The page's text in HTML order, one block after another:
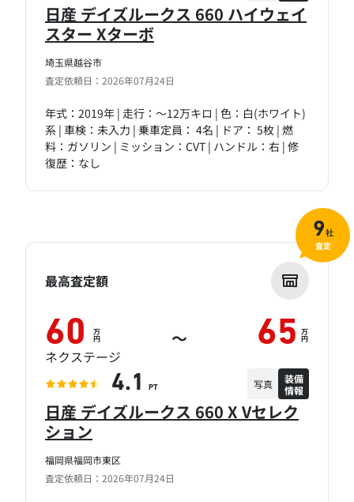
埼玉県越谷市
査定依頼日：2026年07月24日
日産 デイズルークス 660 ハイウェイ
スター Xターボ
年式：2019年 | 走行：～12万キロ | 色：白(ホワイト)
系 | 車検：未入力 | 乗車定員： 4名 | ドア： 5枚 | 燃
料：ガソリン | ミッション：CVT | ハンドル：右 | 修
復歴：なし
福岡県福岡市東区
査定依頼日：2026年07月24日
日産 デイズルークス 660 X Vセレク
ション
最高査定額
60 万
円 ～ 65 万
円
ネクステージ
4.1 PT 写真
装備
情報
9社
査定